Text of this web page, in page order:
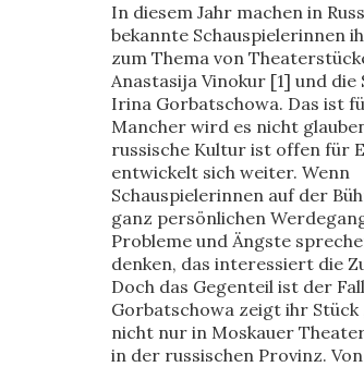
In diesem Jahr machen in
bekannte Schauspielerinnen
zum Thema von
Anastasija Vinokur [1] und die
Irina Gorbatschowa. Das ist
Mancher wird es nicht
russische Kultur ist offen für
entwickelt sich weiter. Wenn
Schauspielerinnen auf der
ganz persönlichen
Probleme und Ängste
denken, das interessiert die
Doch das Gegenteil ist der
Gorbatschowa zeigt ihr Stück
nicht nur in Moskauer
in der russischen Provinz.